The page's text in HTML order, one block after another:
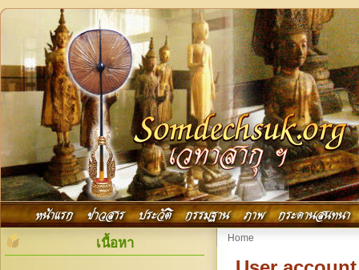
Skip to main content
Main menu
หน้าแรก ข่าวสาร ประวัติ กรรมฐาน ภาพ กระดานสนทนา
เนื้อหา You are here
Home